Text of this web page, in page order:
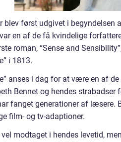
blev først udgivet i
en af de få kvindelige
roman, “Sense and
i 1813.
anses i dag for at være en af
Bennet og hendes
fanget generationer af læsere.
film- og tv-adaptioner.
modtaget i hendes levetid,